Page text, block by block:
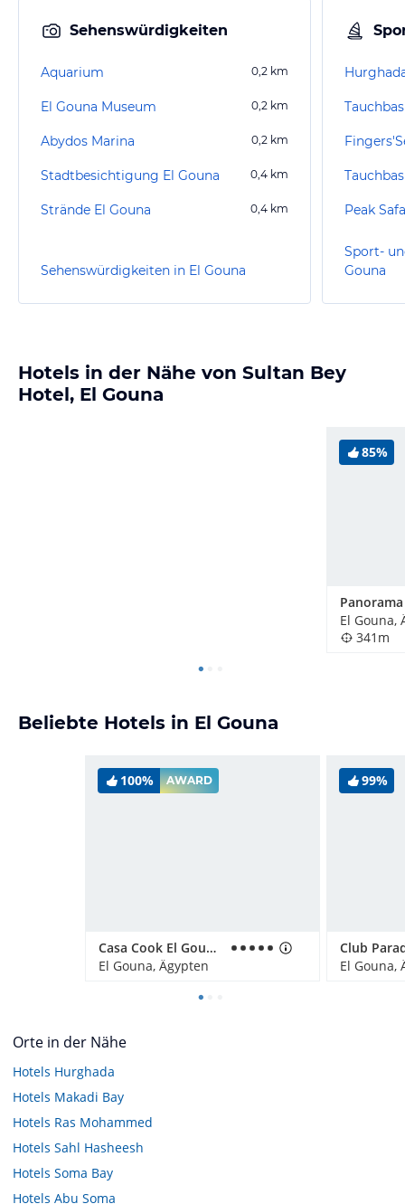
Sehenswürdigkeiten
Aquarium 0,2 km
El Gouna Museum 0,2 km
Abydos Marina 0,2 km
Stadtbesichtigung El Gouna 0,4 km
Strände El Gouna 0,4 km
Sehenswürdigkeiten in El Gouna
Peak
Sport-
Gouna
Hotels in der Nähe von Sultan Bey
Hotel, El Gouna
85%
El Gouna,
341m
Beliebte Hotels in El Gouna
100% AWARD
Casa Cook El Gouna - Adults Only
El Gouna, Ägypten
99%
El Gouna,
Orte in der Nähe
Hotels Hurghada
Hotels Makadi Bay
Hotels Ras Mohammed
Hotels Sahl Hasheesh
Hotels Soma Bay
Hotels Abu Soma